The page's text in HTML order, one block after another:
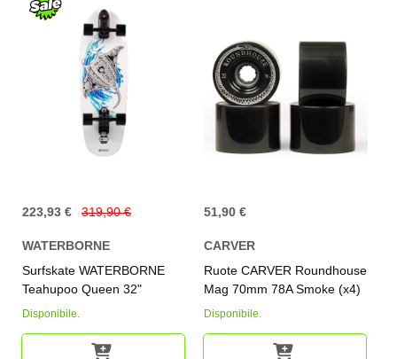
223,93 € 319,90 €
WATERBORNE
Surfskate WATERBORNE
Teahupoo Queen 32"
Disponibile.
51,90 €
CARVER
Ruote CARVER Roundhouse
Mag 70mm 78A Smoke (x4)
Disponibile.